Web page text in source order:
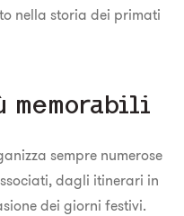
nella storia dei primati
sempre numerose
dagli itinerari in
dei giorni festivi.